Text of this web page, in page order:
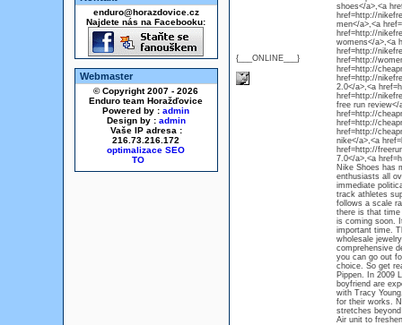
enduro@horazdovice.cz
Najdete nás na Facebooku:
Webmaster
© Copyright 2007 - 2026
Enduro team Horažďovice
Powered by : admin
Design by : admin
Vaše IP adresa :
216.73.216.172
optimalizace SEO
{___ONLINE___}
shoes</a>,<a
href=http://
men</a>,<a
href=http://
womens</a>,<a
href=http://
href=http://
href=http://
href=http://
2.0</a>,<a
href=http://
free run review</
href=http://
href=http://
href=http://
nike</a>,<a
href=http://
7.0</a>,<a
Nike Shoes has
enthusiasts all
immediate
track athletes
follows a scale
there is that
is coming soon.
important time.
wholesale
comprehensive
you can go out
choice. So get
Pippen. In 2009
boyfriend are
with Tracy
for their works.
stretches
Air unit to